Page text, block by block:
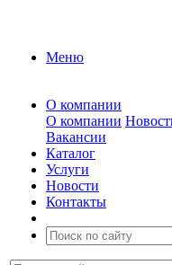
Меню
О компании
О компании
Вакансии
Каталог
Услуги
Новости
Контакты